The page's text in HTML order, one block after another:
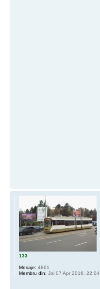
133
Mesaje: 4861
Membru din: Joi 07 Apr 2016, 22:04